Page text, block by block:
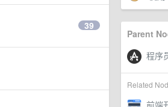
Parent
Related
39